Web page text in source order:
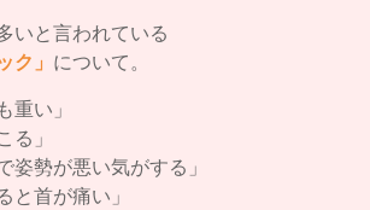
いと言われている
ク」 について。
重い」
る」
姿勢が悪い気がする」
と首が痛い」